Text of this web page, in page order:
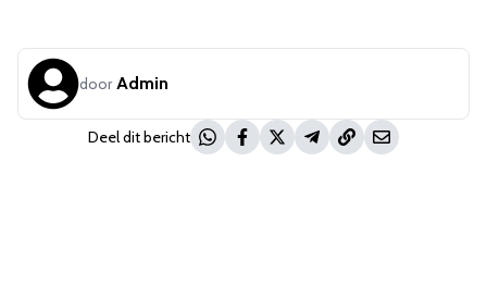
door Admin
Deel dit bericht